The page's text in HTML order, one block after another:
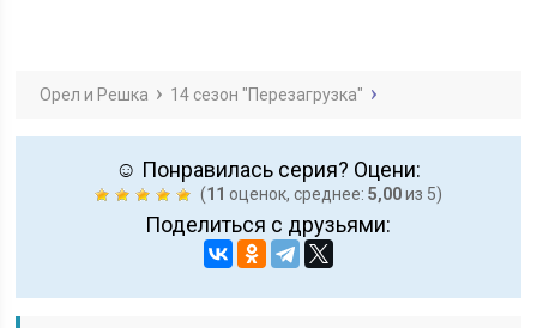
Орел и Решка 14 сезон "Перезагрузка"
☺ Понравилась серия? Оцени:
(11 оценок, среднее: 5,00из 5)
Поделиться с друзьями: